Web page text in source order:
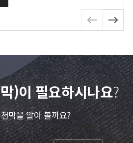
)이 필요하시나요?
막을 알아 볼까요?